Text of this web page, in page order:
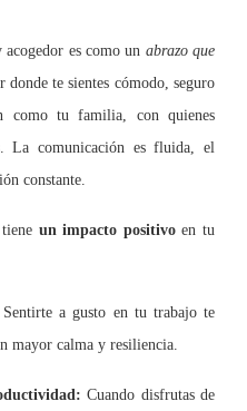
acogedor es como un abrazo que
donde te sientes cómodo, seguro
como tu familia, con quienes
La comunicación es fluida, el
constante.
un impacto positivoen tu
Sentirte a gusto en tu trabajo te
mayor calma y resiliencia.
Cuando disfrutas de